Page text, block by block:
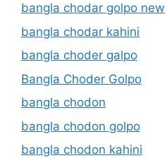
bangla chodar golpo new
bangla chodar kahini
bangla choder galpo
Bangla Choder Golpo
bangla chodon
bangla chodon golpo
bangla chodon kahini